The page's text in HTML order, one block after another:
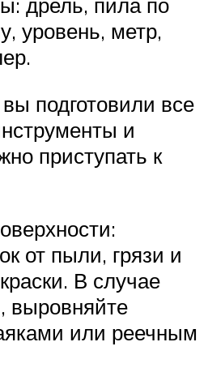
дрель, пила по
уровень, метр,
подготовили все
и
приступать к
от пыли, грязи и
В случае
выровняйте
или реечным